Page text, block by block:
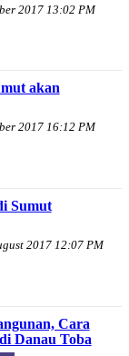
2017 13:02 PM
akan
2017 16:12 PM
Sumut
2017 12:07 PM
Cara
Danau Toba